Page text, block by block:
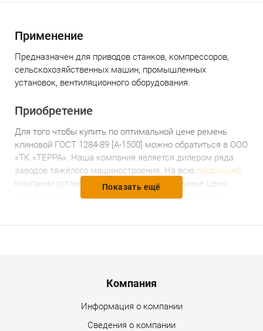
Применение
Предназначен для приводов станков, компрессоров,
сельскохозяйственных машин, промышленных
установок, вентиляционного оборудования.
Приобретение
Для того чтобы купить по оптимальной цене ремень
клиновой ГОСТ 1284-89 [А-1500] можно обратиться в ООО
«ТК «ТЕРРА». Наша компания является дилером ряда
заводов тяжёлого машиностроения. На всю продукцию
компании установлены доступные и разумные цены,
предоставляется гарантийное и послегарантийное
Показать ещё
Компания
Информация о компании
Сведения о компании